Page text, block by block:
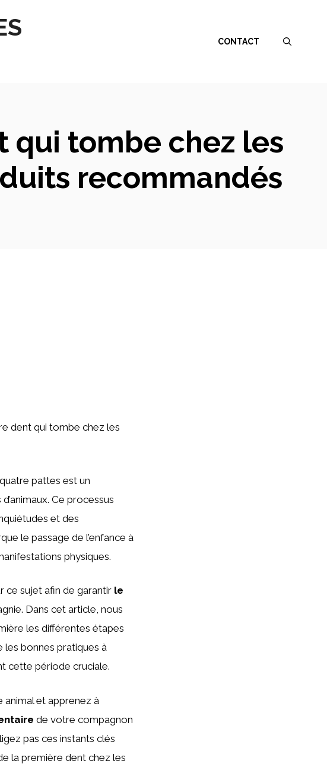
CONTACT
qui tombe chez les
recommandés
dent qui tombe chez les
pattes est un
Ce processus
et des
le passage de l’enfance à
physiques.
sujet afin de garantir le
Dans cet article, nous
les différentes étapes
les bonnes pratiques à
cette période cruciale.
et apprenez à
de votre compagnon
pas ces instants clés
la première dent chez les